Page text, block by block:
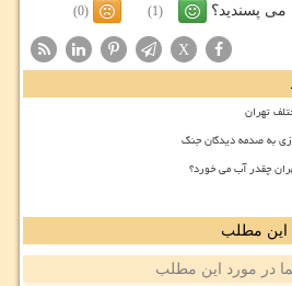
می پسندید؟ (1)
(0)
X
تهران
به صدمه دیدگان جنگ
چقدر آب می خورد؟
این مطلب
در مورد این مطلب